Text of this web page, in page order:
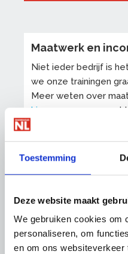
Toestemming
Deze website maakt
We gebruiken cookies om
personaliseren, om
en om ons
Maatwerk en
Niet ieder bedrijf is
we onze trainingen
Meer weten over
hier
uw gegevens
Op onze trainingen zijn